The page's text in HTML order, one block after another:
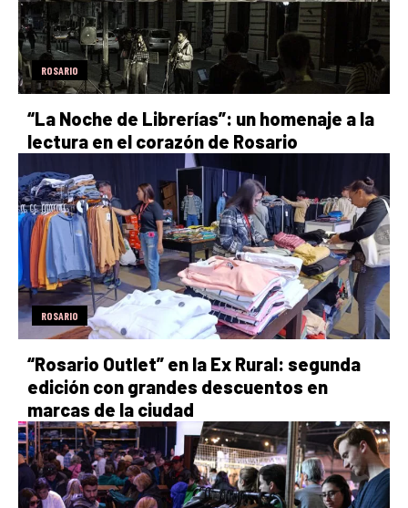
ROSARIO
“La Noche de Librerías”: un homenaje a la
lectura en el corazón de Rosario
ROSARIO
“Rosario Outlet” en la Ex Rural: segunda
edición con grandes descuentos en
marcas de la ciudad